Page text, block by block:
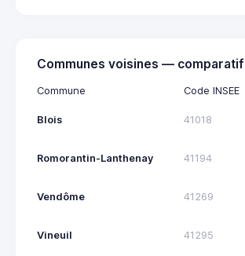
Communes voisines — comparatif
Commune Code INSEE
Blois 41018
Romorantin-Lanthenay 41194
Vendôme 41269
Vineuil 41295